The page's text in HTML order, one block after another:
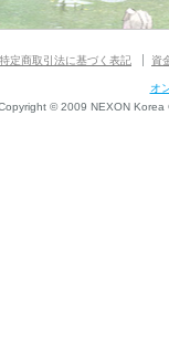
特定商取引法に基づく表記 資
オ
© 2009 NEXON Korea